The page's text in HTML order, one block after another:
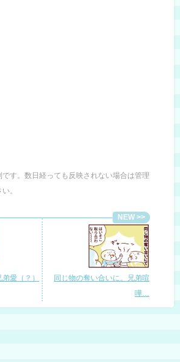
す。数日経っても反映されない場合は管理
。
愛（？）
同じ物の奪い合いに。兄弟喧
嘩…